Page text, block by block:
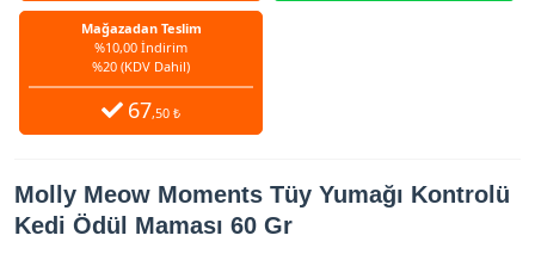
Mağazadan Teslim
%10,00 İndirim
%20 (KDV Dahil)
67,50 ₺
Molly Meow Moments Tüy Yumağı Kontrolü
Kedi Ödül Maması 60 Gr